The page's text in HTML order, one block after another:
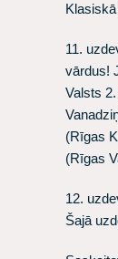
11.
vārdus!
Valsts
(Rīgas
(Rīgas
12.
Šajā